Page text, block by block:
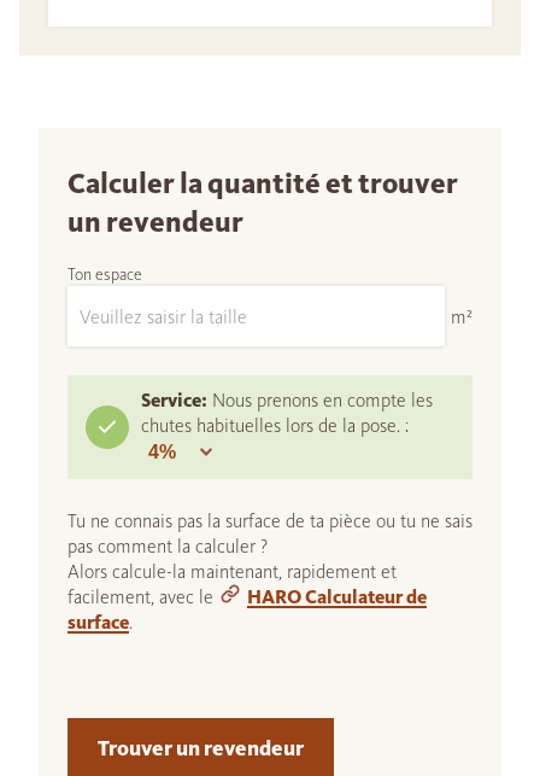
Calculer la quantité et trouver
un revendeur
Ton espace
m²
Service: Nous prenons en compte les
chutes habituelles lors de la pose. :
Tu ne connais pas la surface de ta pièce ou tu ne sais
pas comment la calculer ?
Alors calcule-la maintenant, rapidement et
facilement, avec le
HARO Calculateur de
surface.
Trouver un revendeur